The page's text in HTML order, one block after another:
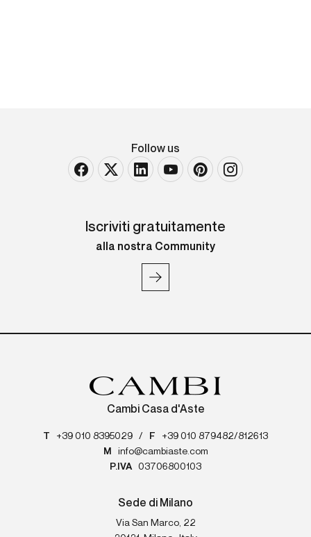
Follow us
Iscriviti gratuitamente
alla nostra Community
Cambi Casa d'Aste
T +39 010 8395029 / F
+39 010 879482/812613
M
info@cambiaste.com
P.IVA
03706800103
Sede di Milano
Via San Marco, 22